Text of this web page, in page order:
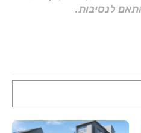
לנסיבות.